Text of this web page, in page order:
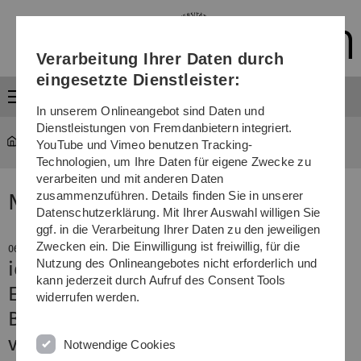
Direkt
Direkt
Direkt
(Sprache,
Drucken,
Media)
Direkt
Direkt
News
06. Mai 2024
idw-Publikumspreis für Beitrag über
Erdmännchen-Forschung
Beliebteste Pressemitteilung kommt
von der Uni Ulm
Verarbeitung Ihrer Daten durch
eingesetzte Dienstleister:
In unserem Onlineangebot sind Daten und
Dienstleistungen von Fremdanbietern integriert.
YouTube und Vimeo benutzen Tracking-
Technologien, um Ihre Daten für eigene Zwecke zu
verarbeiten und mit anderen Daten
zusammenzuführen. Details finden Sie in unserer
Datenschutzerklärung. Mit Ihrer Auswahl willigen Sie
ggf. in die Verarbeitung Ihrer Daten zu den jeweiligen
Zwecken ein. Die Einwilligung ist freiwillig, für die
Nutzung des Onlineangebotes nicht erforderlich und
kann jederzeit durch Aufruf des Consent Tools
widerrufen werden.
Notwendige Cookies